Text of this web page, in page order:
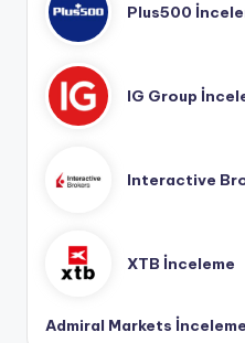
Plus500
IG Group
Interactive
XTB İnceleme
Admiral Markets İnceleme